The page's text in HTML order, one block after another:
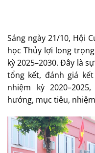
Sáng ngày 21/10, Hội
học Thủy lợi long
kỳ 2025–2030. Đây là
tổng kết, đánh giá
nhiệm kỳ
hướng, mục tiêu,